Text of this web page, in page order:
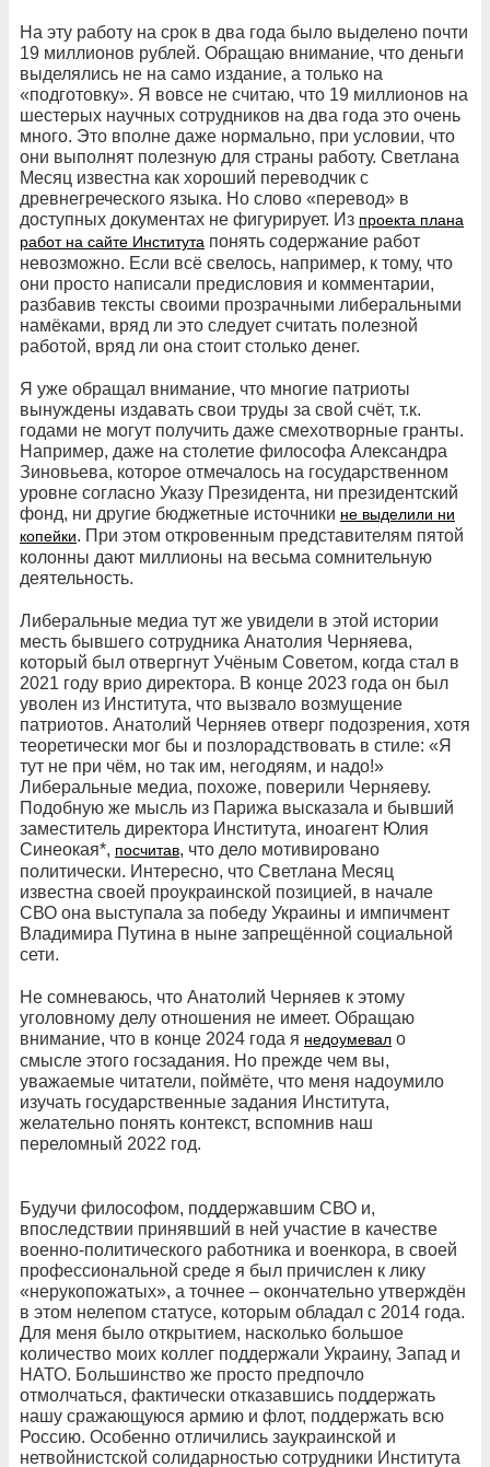
На эту работу на срок в два года было выделено почти
19 миллионов рублей. Обращаю внимание, что деньги
выделялись не на само издание, а только на
«подготовку». Я вовсе не считаю, что 19 миллионов на
шестерых научных сотрудников на два года это очень
много. Это вполне даже нормально, при условии, что
они выполнят полезную для страны работу. Светлана
Месяц известна как хороший переводчик с
древнегреческого языка. Но слово «перевод» в
доступных документах не фигурирует. Из проекта плана
работ на сайте Института понять содержание работ
невозможно. Если всё свелось, например, к тому, что
они просто написали предисловия и комментарии,
разбавив тексты своими прозрачными либеральными
намёками, вряд ли это следует считать полезной
работой, вряд ли она стоит столько денег.
Я уже обращал внимание, что многие патриоты
вынуждены издавать свои труды за свой счёт, т.к.
годами не могут получить даже смехотворные гранты.
Например, даже на столетие философа Александра
Зиновьева, которое отмечалось на государственном
уровне согласно Указу Президента, ни президентский
фонд, ни другие бюджетные источники не выделили ни
копейки. При этом откровенным представителям пятой
колонны дают миллионы на весьма сомнительную
деятельность.
Либеральные медиа тут же увидели в этой истории
месть бывшего сотрудника Анатолия Черняева,
который был отвергнут Учёным Советом, когда стал в
2021 году врио директора. В конце 2023 года он был
уволен из Института, что вызвало возмущение
патриотов. Анатолий Черняев отверг подозрения, хотя
теоретически мог бы и позлорадствовать в стиле: «Я
тут не при чём, но так им, негодяям, и надо!»
Либеральные медиа, похоже, поверили Черняеву.
Подобную же мысль из Парижа высказала и бывший
заместитель директора Института, иноагент Юлия
Синеокая*, посчитав, что дело мотивировано
политически. Интересно, что Светлана Месяц
известна своей проукраинской позицией, в начале
СВО она выступала за победу Украины и импичмент
Владимира Путина в ныне запрещённой социальной
сети.
Не сомневаюсь, что Анатолий Черняев к этому
уголовному делу отношения не имеет. Обращаю
внимание, что в конце 2024 года я недоумевал о
смысле этого госзадания. Но прежде чем вы,
уважаемые читатели, поймёте, что меня надоумило
изучать государственные задания Института,
желательно понять контекст, вспомнив наш
переломный 2022 год.
Будучи философом, поддержавшим СВО и,
впоследствии принявший в ней участие в качестве
военно-политического работника и военкора, в своей
профессиональной среде я был причислен к лику
«нерукопожатых», а точнее – окончательно утверждён
в этом нелепом статусе, которым обладал с 2014 года.
Для меня было открытием, насколько большое
количество моих коллег поддержали Украину, Запад и
НАТО. Большинство же просто предпочло
отмолчаться, фактически отказавшись поддержать
нашу сражающуюся армию и флот, поддержать всю
Россию. Особенно отличились заукраинской и
нетвойнистской солидарностью сотрудники Института